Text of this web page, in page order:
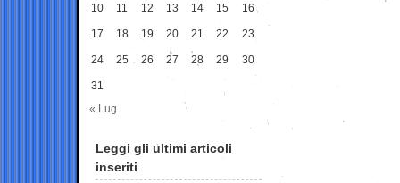
10 11 12 13 14 15 16
17 18 19 20 21 22 23
24 25 26 27 28 29 30
31
« Lug
Leggi gli ultimi articoli
inseriti